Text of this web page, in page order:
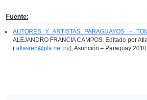
Fuente:
AUTORES Y ARTISTAS PARAGUAYOS –
ALEJANDRO FRANCIA CAMPOS. Editado por
( atlasrep@pla.net.py), Asunción – Paraguay